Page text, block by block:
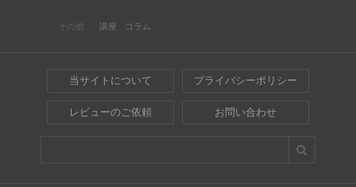
その他 講座 コラム
当サイトについて プライバシーポリシー
レビューのご依頼 お問い合わせ